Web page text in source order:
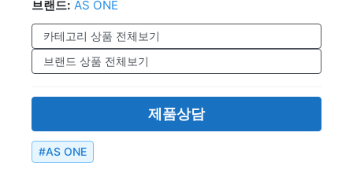
브랜드: AS ONE
카테고리 상품 전체보기
브랜드 상품 전체보기
제품상담
#AS ONE